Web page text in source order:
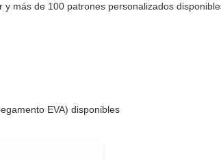
más de 100 patrones personalizados
EVA) disponibles